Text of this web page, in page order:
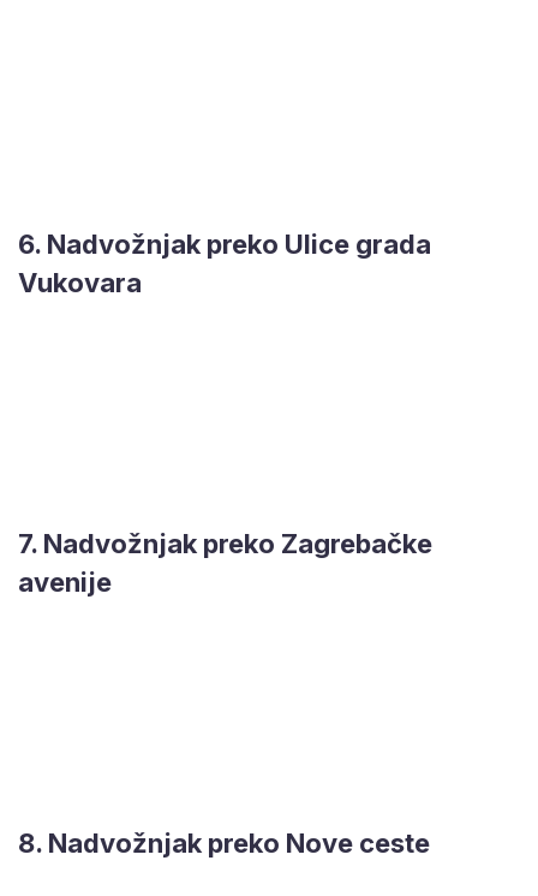
6. Nadvožnjak preko Ulice grada
Vukovara
7. Nadvožnjak preko Zagrebačke
avenije
8. Nadvožnjak preko Nove ceste